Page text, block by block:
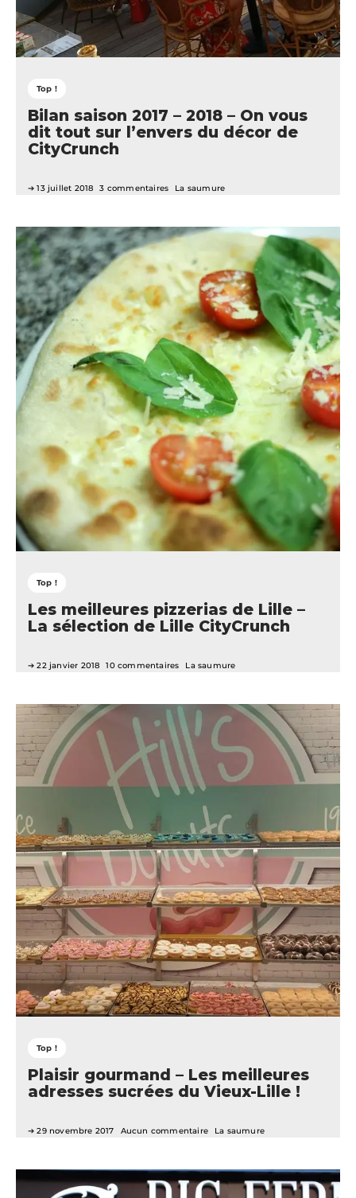
Top !
Bilan saison 2017 – 2018 – On vous
dit tout sur l’envers du décor de
CityCrunch
13 juillet 2018 3 commentaires La saumure
Top !
Les meilleures pizzerias de Lille –
La sélection de Lille CityCrunch
22 janvier 2018 10 commentaires La saumure
Top !
Plaisir gourmand – Les meilleures
adresses sucrées du Vieux-Lille !
29 novembre 2017 Aucun commentaire La saumure